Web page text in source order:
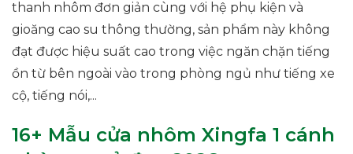
thanh nhôm đơn giản cùng với hệ phụ kiện và
gioăng cao su thông thường, sản phẩm này không
đạt được hiệu suất cao trong việc ngăn chặn tiếng
ồn từ bên ngoài vào trong phòng ngủ như tiếng xe
cộ, tiếng nói,...
16+ Mẫu cửa nhôm Xingfa 1 cánh